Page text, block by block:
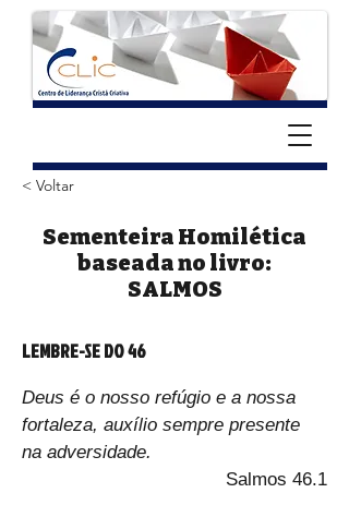
< Voltar
Sementeira Homilética
baseada no livro:
SALMOS
LEMBRE-SE DO 46
Deus é o nosso refúgio e a nossa
fortaleza, auxílio sempre presente
na adversidade.
Salmos 46.1